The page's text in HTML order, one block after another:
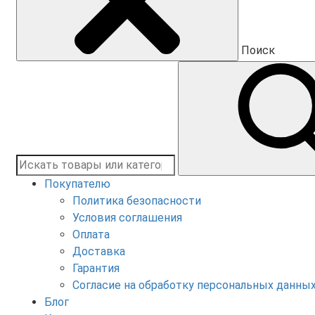
Поиск
Покупателю
Политика безопасности
Условия соглашения
Оплата
Доставка
Гарантия
Согласие на обработку персональных
Блог